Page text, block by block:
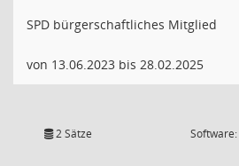
SPD bürgerschaftliches Mitglied
von 13.06.2023 bis 28.02.2025
2 Sätze Software: